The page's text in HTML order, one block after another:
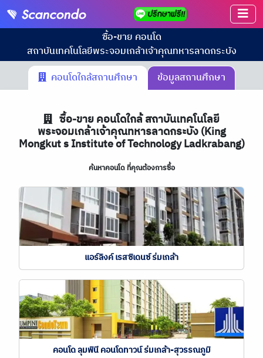
ซื้อ-ขาย คอนโด
สถาบันเทคโนโลยีพระจอมเกล้าเจ้าคุณทหารลาดกระบัง
คอนโดใกล้สถานศึกษา
ข้อมูลสถานศึกษา
ซื้อ-ขาย คอนโดใกล้ สถาบันเทคโนโลยี
พระจอมเกล้าเจ้าคุณทหารลาดกระบัง (King
Mongkut s Institute of Technology Ladkrabang)
ค้นหาคอนโด ที่คุณต้องการซื้อ
แอร์ลิงค์ เรสซิเดนซ์ ร่มเกล้า
คอนโด ลุมพินี คอนโดทาวน์ ร่มเกล้า-สุวรรณภูมิ